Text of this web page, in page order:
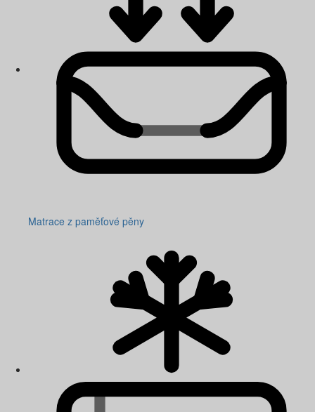
Matrace z paměťové pěny